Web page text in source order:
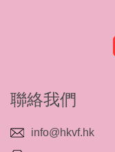
聯絡我們
info@hkvf.hk